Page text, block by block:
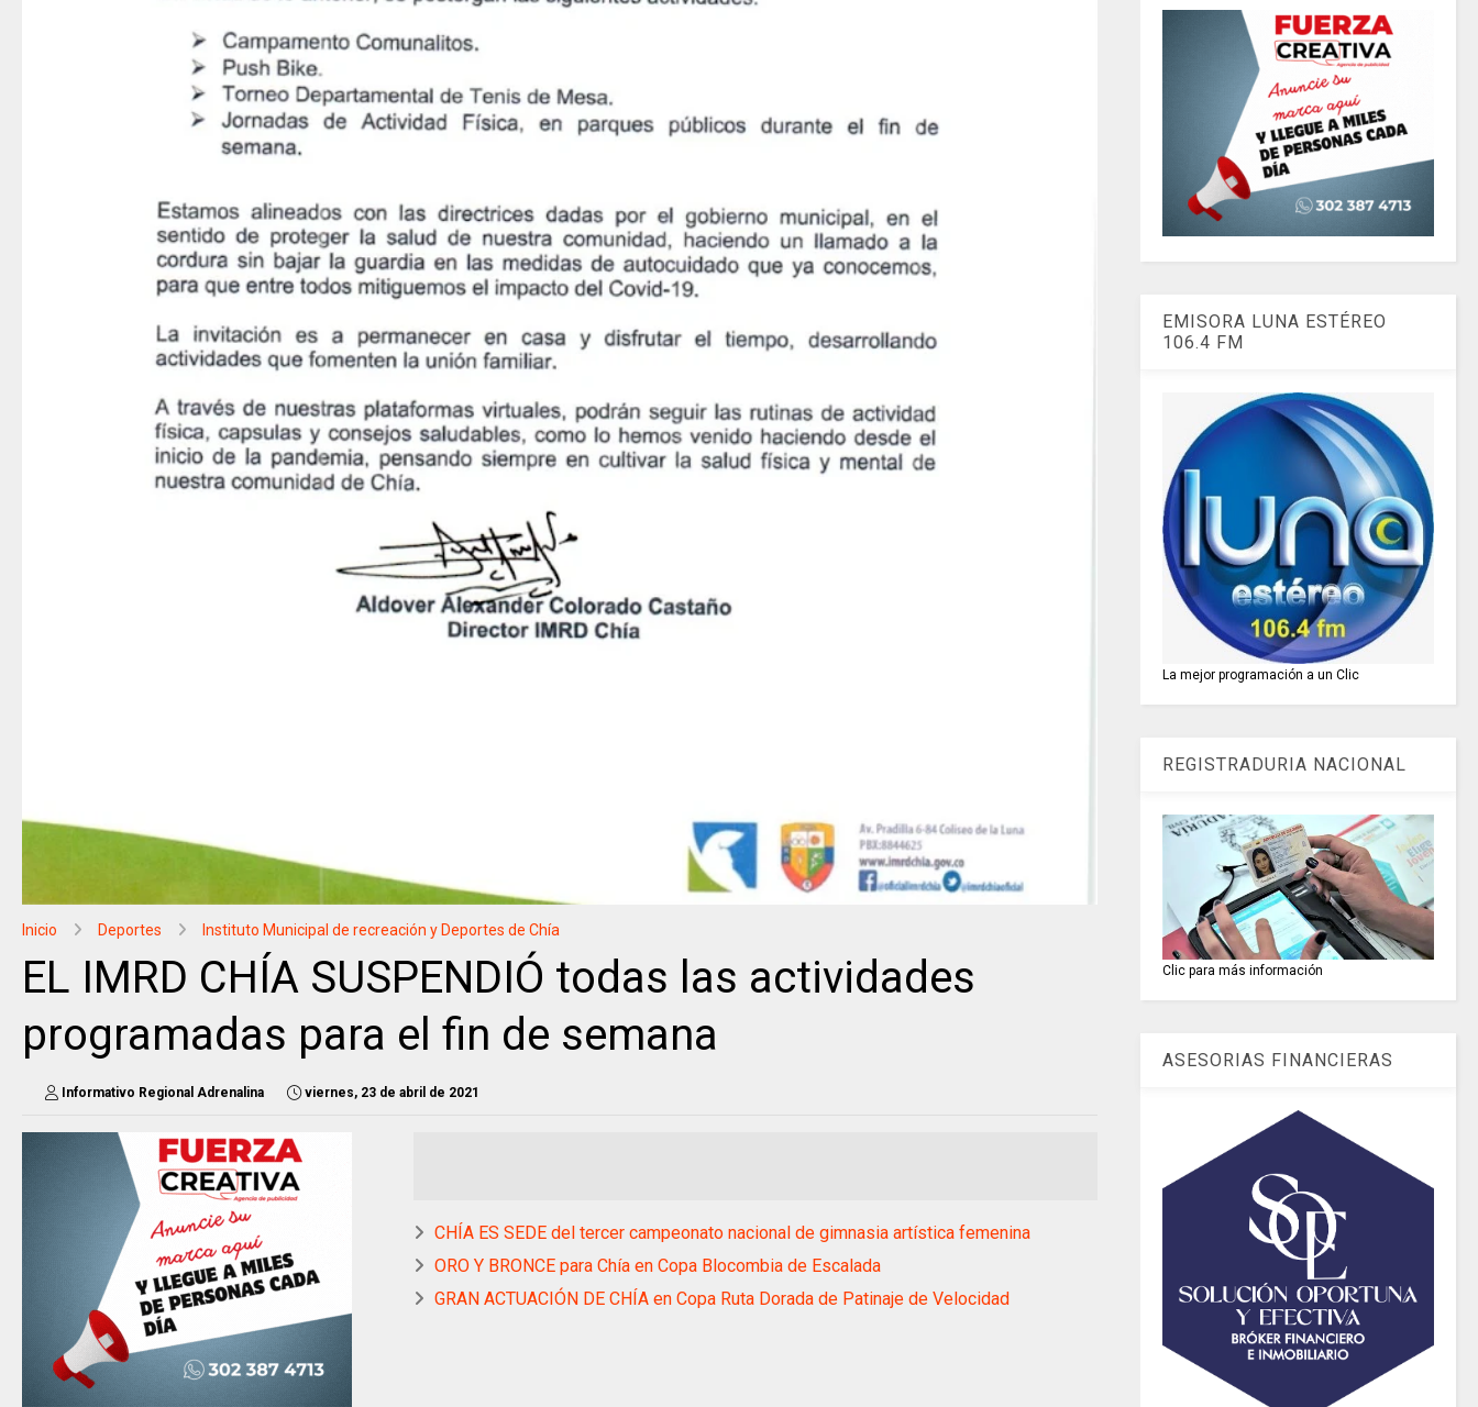
Inicio Deportes Instituto Municipal de recreación y Deportes de Chía
EL IMRD CHÍA SUSPENDIÓ todas las actividades
programadas para el fin de semana
Informativo Regional Adrenalina viernes, 23 de abril de 2021
CHÍA ES SEDE del tercer campeonato nacional de gimnasia artística femenina
ORO Y BRONCE para Chía en Copa Blocombia de Escalada
GRAN ACTUACIÓN DE CHÍA en Copa Ruta Dorada de Patinaje de Velocidad
EMISORA LUNA ESTÉREO
106.4 FM
La mejor programación a un Clic
REGISTRADURIA NACIONAL
Clic para más información
ASESORIAS FINANCIERAS